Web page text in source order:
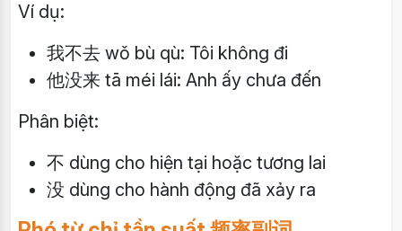
Ví dụ:
我不去 wǒ bù qù: Tôi không đi
他没来 tā méi lái: Anh ấy chưa đến
Phân biệt:
不 dùng cho hiện tại hoặc tương lai
没 dùng cho hành động đã xảy ra